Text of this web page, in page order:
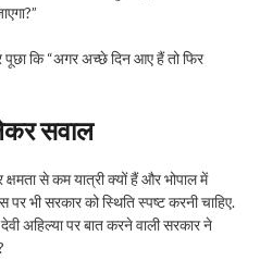
कि “अगर अच्छे दिन आए हैं तो फिर
सवाल
से कम यात्री क्यों हैं और भोपाल में
भी सरकार को स्थिति स्पष्ट करनी चाहिए.
अहिल्या पर बात करने वाली सरकार ने